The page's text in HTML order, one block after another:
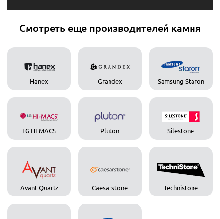
Смотреть еще производителей камня
Hanex Grandex Samsung Staron
LG HI MACS Pluton Silestone
Avant Quartz Caesarstone Technistone